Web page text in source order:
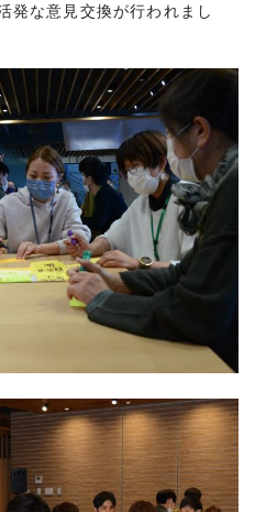
発な意見交換が行われまし